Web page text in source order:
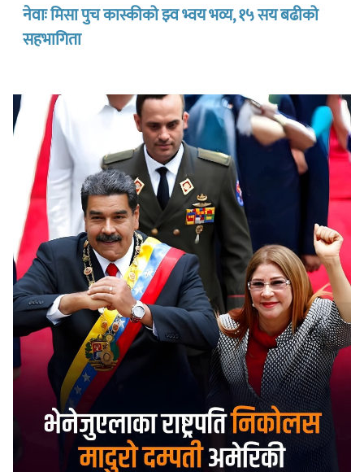
नेवाः मिसा पुच कास्कीको झ्व भ्वय भव्य, १५ सय बढीको
सहभागिता